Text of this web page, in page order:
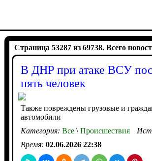
Страница 53287 из 69738. Всего
В ДНР при атаке ВСУ
пять человек
Также повреждены грузовые и
автомобили
Категория: Все\Происшествия
Время: 02.06.2026 22:38